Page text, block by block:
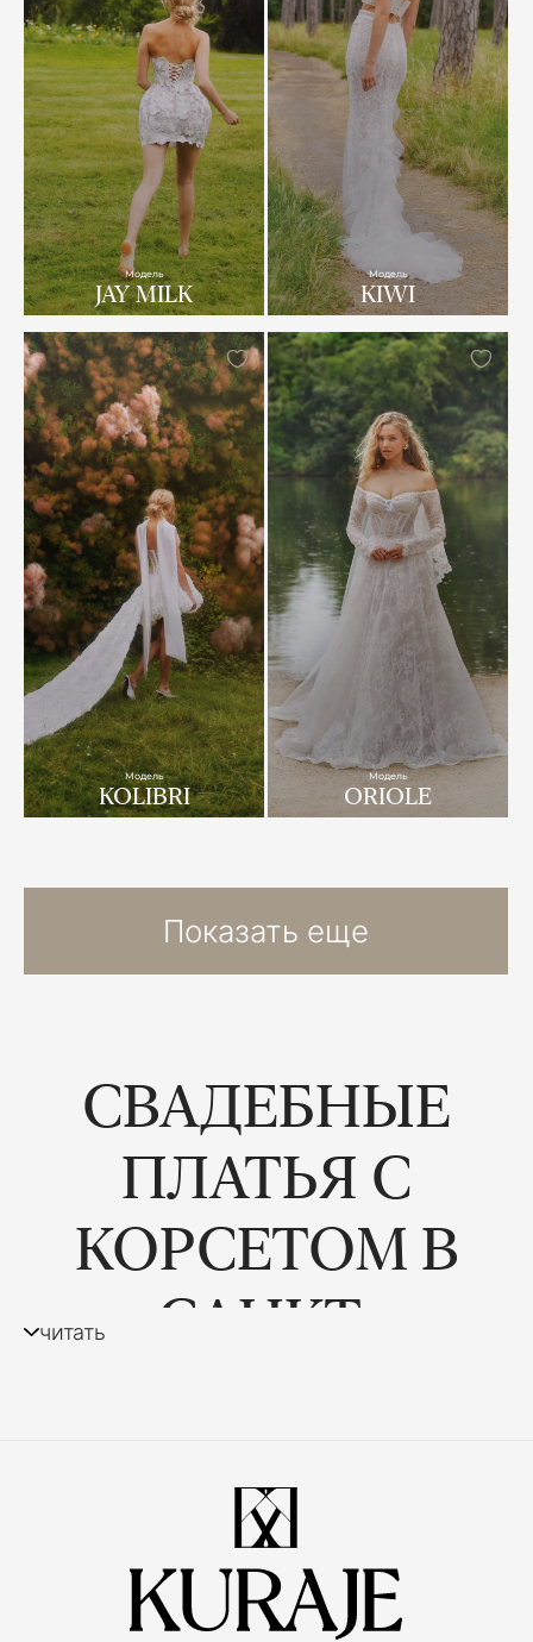
Модель
JAY MILK
Модель
KIWI
Модель
KOLIBRI
Модель
ORIOLE
Показать еще
СВАДЕБНЫЕ
ПЛАТЬЯ С
КОРСЕТОМ В
САНКТ-
создания женственного и выразительного
свадебного образа. Такой элемент помогает
подчеркнуть линию талии, сформировать
красивый силуэт и добавить наряду особую
элегантность.
читать